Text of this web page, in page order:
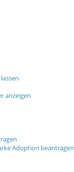
anzeigen
Adoption beantragen